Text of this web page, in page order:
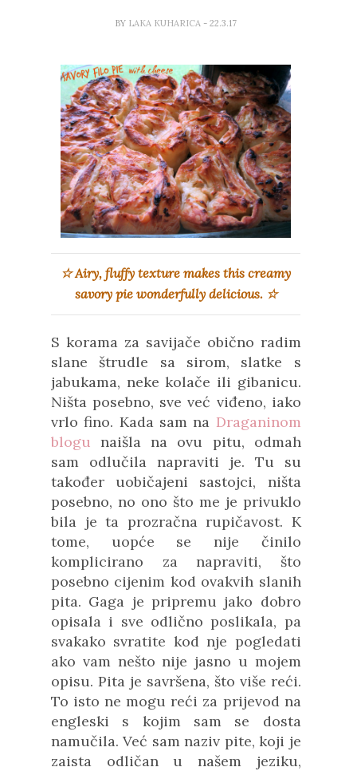
BY LAKA KUHARICA - 22.3.17
☆ Airy, fluffy texture makes this creamy
savory pie wonderfully delicious. ☆
S korama za savijače obično radim
slane štrudle sa sirom, slatke s
jabukama, neke kolače ili gibanicu.
Ništa posebno, sve već viđeno, iako
vrlo fino. Kada sam na Draganinom
blogu naišla na ovu pitu, odmah
sam odlučila napraviti je. Tu su
također uobičajeni sastojci, ništa
posebno, no ono što me je privuklo
bila je ta prozračna rupičavost. K
tome, uopće se nije činilo
komplicirano za napraviti, što
posebno cijenim kod ovakvih slanih
pita. Gaga je pripremu jako dobro
opisala i sve odlično poslikala, pa
svakako svratite kod nje pogledati
ako vam nešto nije jasno u mojem
opisu. Pita je savršena, što više reći.
To isto ne mogu reći za prijevod na
engleski s kojim sam se dosta
namučila. Već sam naziv pite, koji je
zaista odličan u našem jeziku,